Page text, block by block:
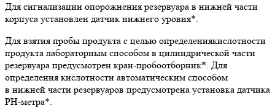
Для сигнализации опорожнения резервуара в нижней части
корпуса установлен датчик нижнего уровня*.
Для взятия пробы продукта с целью определениякислотности
продукта лабораторным способом в цилиндрической части
резервуара предусмотрен кран-пробоотборник*. Для
определения кислотности автоматическим способом
в нижней части резервуаров предусмотрена установка датчика
РН-метра*.